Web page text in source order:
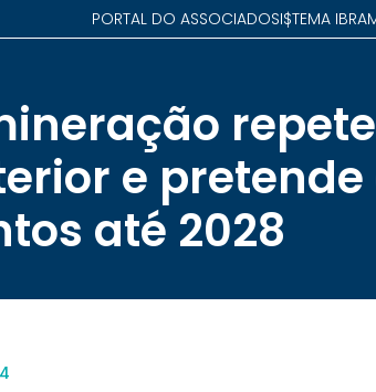
PORTAL DO ASSOCIADOSISTEMA
e
até 2028